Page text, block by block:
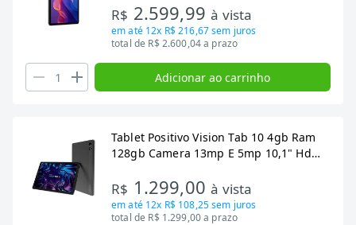
R$ 2.599,99à vista
em até 12x R$ 216,67sem juros
total de R$ 2.600,04 a prazo
Adicionar ao carrinho
Tablet Positivo Vision Tab 10 4gb Ram
128gb Camera 13mp E 5mp 10,1" Hd
R$ 1.299,00à vista
em até 12x R$ 108,25sem juros
total de R$ 1.299,00 a prazo